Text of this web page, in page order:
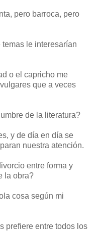
pero barroca, pero
le interesarían
o el capricho me
que a veces
de la literatura?
y de día en día se
nuestra atención.
entre forma y
la obra?
cosa según mi
prefiere entre todos los